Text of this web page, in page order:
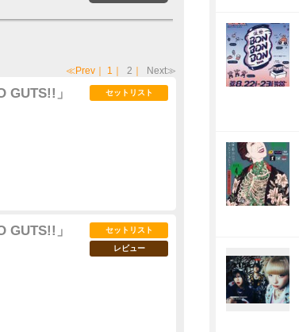
≪Prev ｜ 1 ｜ 2 ｜ Next≫
GUTS!!」
セットリスト
GUTS!!」
セットリスト
レビュー